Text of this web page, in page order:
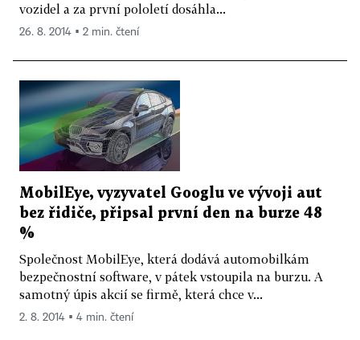
vozidel a za první pololetí dosáhla...
26. 8. 2014 ▪ 2 min. čtení
MobilEye, vyzyvatel Googlu ve vývoji aut
bez řidiče, připsal první den na burze 48
%
Společnost MobilEye, která dodává automobilkám
bezpečnostní software, v pátek vstoupila na burzu. A
samotný úpis akcií se firmě, která chce v...
2. 8. 2014 ▪ 4 min. čtení